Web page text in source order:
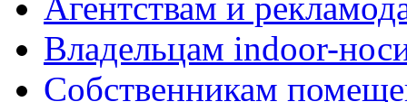
Владельцам indoor-
Собственникам